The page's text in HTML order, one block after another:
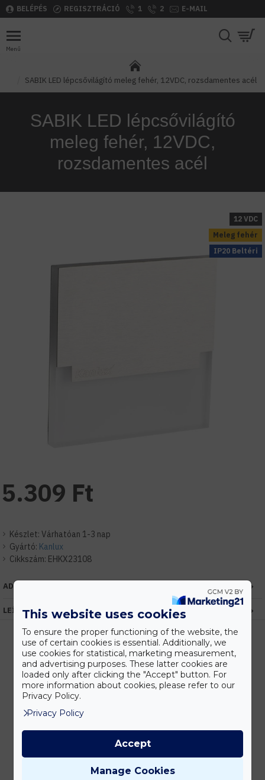
BELÉPÉS REGISZTRÁCIÓ 1 2 E-MAIL
SABIK LED lépcsővilágító meleg fehér, 12VDC, rozsdamentes acél
SABIK LED lépcsővilágító
meleg fehér, 12VDC,
rozsdamentes acél
Meleg fehér
IP20 Beltéri
12 VDC
Készlet: Várhatóan 1-3 nap
Gyártó: Kanlux
Cikkszám: EHKX23108
5.309 Ft
ADATOK
LEÍRÁS
Kedvezmények
Vásárolj nagyobb mennyiségben és megadjuk a legjobb gyártói árakat.
Gyors kiszállítás
Készleten lévő termékeinket akár 24 órán belül megkaphatod!
This website uses cookies
To ensure the proper functioning of the website, the
use of certain cookies is essential. Additionally, we
use cookies for statistical, marketing measurement,
and advertising purposes. These latter cookies are
loaded only after clicking the "Accept" button. For
more information about cookies, please refer to our
Privacy Policy.
Privacy Policy
Manage Cookies
Accept